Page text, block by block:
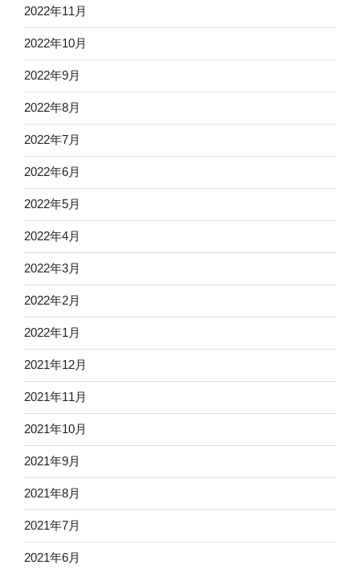
2022年11月
2022年10月
2022年9月
2022年8月
2022年7月
2022年6月
2022年5月
2022年4月
2022年3月
2022年2月
2022年1月
2021年12月
2021年11月
2021年10月
2021年9月
2021年8月
2021年7月
2021年6月